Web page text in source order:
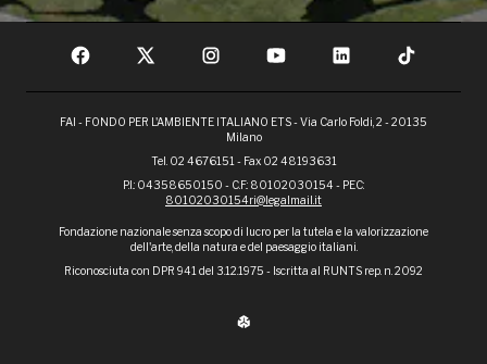
FAI - FONDO PER L'AMBIENTE ITALIANO ETS - Via Carlo Foldi, 2 - 20135
Milano
Tel. 02 4676151 - Fax 02 48193631
P.I.: 04358650150 - C.F.: 80102030154 - PEC:
80102030154ri@legalmail.it
Fondazione nazionale senza scopo di lucro per la tutela e la valorizzazione
dell'arte, della natura e del paesaggio italiani.
Riconosciuta con DPR 941 del 3.12.1975 - Iscritta al RUNTS rep. n. 2092